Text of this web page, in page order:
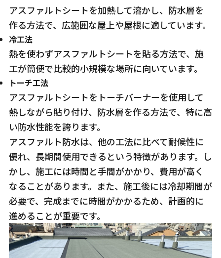
アスファルトシートを加熱して溶かし、防水層を
作る方法で、広範囲な屋上や屋根に適しています。
冷工法
熱を使わずアスファルトシートを貼る方法で、施
工が簡便で比較的小規模な場所に向いています。
トーチ工法
アスファルトシートをトーチバーナーを使用して
熱しながら貼り付け、防水層を作る方法で、特に高
い防水性能を誇ります。
アスファルト防水は、他の工法に比べて耐候性に
優れ、長期間使用できるという特徴があります。し
かし、施工には時間と手間がかかり、費用が高く
なることがあります。また、施工後には冷却期間が
必要で、完成までに時間がかかるため、計画的に
進めることが重要です。